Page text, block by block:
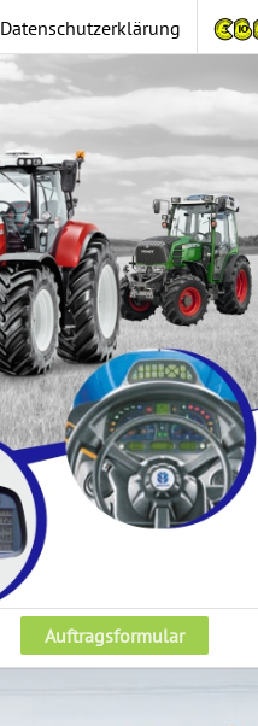
Datenschutzerklärung
Auftragsformular